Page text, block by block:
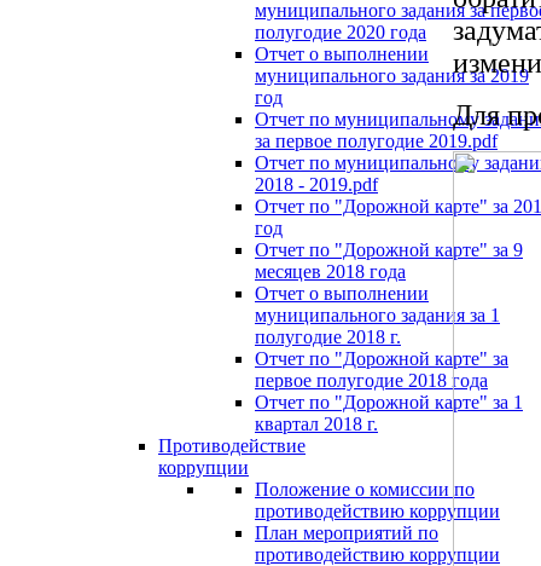
муниципального задания за
полугодие 2020 года
Отчет о выполнении
муниципального задания за 2019
год
Отчет по муниципальному
за первое полугодие 2019.pdf
Отчет по муниципальному
2018 - 2019.pdf
Отчет по "Дорожной карте" за
год
Отчет по "Дорожной карте" за 9
месяцев 2018 года
Отчет о выполнении
муниципального задания за 1
полугодие 2018 г.
Отчет по "Дорожной карте" за
первое полугодие 2018 года
Отчет по "Дорожной карте" за 1
квартал 2018 г.
Противодействие
коррупции
Положение о комиссии по
противодействию коррупции
План мероприятий по
противодействию коррупции
Для